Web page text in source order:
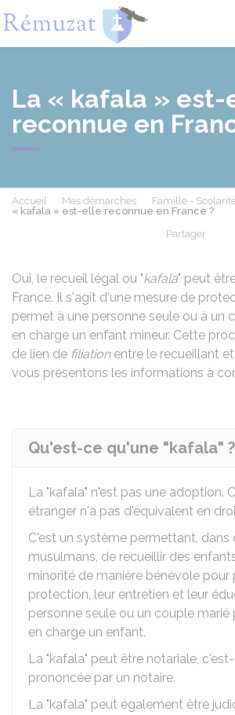
La « kafala » est-
reconnue en
Accueil Mes démarches Famille -
« kafala » est-elle reconnue en France ?
Partager
Oui, le recueil légal ou "kafala" peut
France. Il s'agit d'une mesure de
permet à une personne seule ou à un
en charge un enfant mineur. Cette
de lien de filiationentre le recueillant
vous présentons les informations à
Qu'est-ce qu'une "kafala" ?
La "kafala" n'est pas une adoption.
étranger n'a pas d'équivalent en
C'est un système permettant, dans
musulmans, de recueillir des
minorité de manière bénévole pour
protection, leur entretien et leur
personne seule ou un couple marié
en charge un enfant.
La "kafala" peut être notariale,
prononcée par un notaire.
La "kafala" peut également être